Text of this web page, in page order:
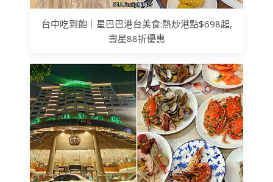
台中吃到飽｜星巴巴港台美食:熱炒港點$698起,
壽星88折優惠